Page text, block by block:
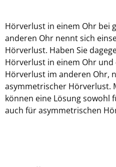
Hörverlust in einem Ohr bei
anderen Ohr nennt sich
Hörverlust. Haben Sie
Hörverlust in einem Ohr
Hörverlust im anderen Ohr,
asymmetrischer Hörverlust.
können eine Lösung sowohl
auch für asymmetrischen